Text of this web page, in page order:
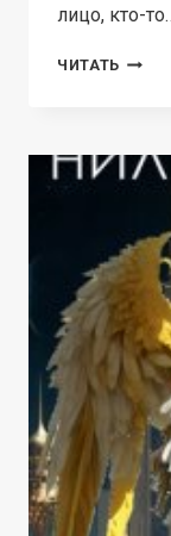
лицо, кто-
ЧИТАТЬ ПО